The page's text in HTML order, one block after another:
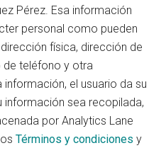
Pérez. Esa información
personal como pueden
física, dirección de
de teléfono y otra
el usuario da su
información sea recopilada,
por Analytics Lane
Términos y condiciones y